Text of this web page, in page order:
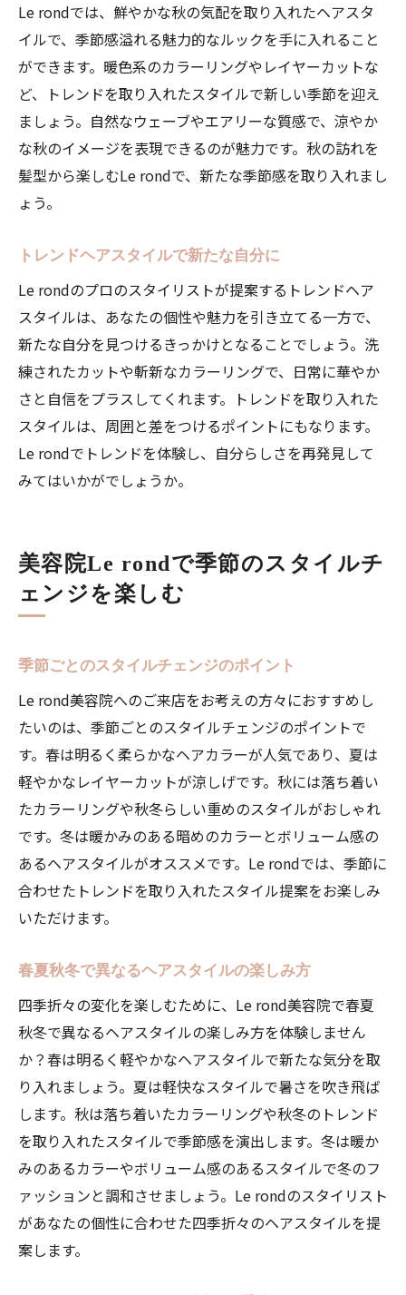
タイル
自分らしいヘアスタイルにこだわる理由
Le rondで自分らしい美を追求する
トレンドを取り入れたヘアスタイルはLe rond美
容院で
最新トレンドを取り入れるポイント
トレンドヘアスタイルを楽しむ方法
季節ごとのトレンドを取り入れるには
プロが教えるトレンドヘアのコツ
Le rondでトレンドを先取り
Le rond美容院であなたに最適なヘアスタイルを
見つける
自分に似合うヘアスタイルの選び方
Le rondのスタイリストによるカウンセリン
グ
Le rondで似合うヘアカラーを見つける
プロが教えるヘアスタイルのオーダー方法
ュ
リフレッシュできるヘアサロンの選び方
Le rondで心身ともにリフレッシュ
スタイリストと過ごす癒しの時間
日常を忘れてリラックスする方法
Le rondで過ごす至福の時間
美容院でリフレッシュする効果
Le rondでは、鮮やかな秋の気配を取り入れたヘアスタ
イルで、季節感溢れる魅力的なルックを手に入れること
ができます。暖色系のカラーリングやレイヤーカットな
ど、トレンドを取り入れたスタイルで新しい季節を迎え
ましょう。自然なウェーブやエアリーな質感で、涼やか
な秋のイメージを表現できるのが魅力です。秋の訪れを
髪型から楽しむLe rondで、新たな季節感を取り入れまし
ょう。
トレンドヘアスタイルで新たな自分に
Le rondのプロのスタイリストが提案するトレンドヘア
スタイルは、あなたの個性や魅力を引き立てる一方で、
新たな自分を見つけるきっかけとなることでしょう。洗
練されたカットや斬新なカラーリングで、日常に華やか
さと自信をプラスしてくれます。トレンドを取り入れた
スタイルは、周囲と差をつけるポイントにもなります。
Le rondでトレンドを体験し、自分らしさを再発見して
みてはいかがでしょうか。
美容院Le rondで季節のスタイルチ
ェンジを楽しむ
季節ごとのスタイルチェンジのポイント
Le rond美容院へのご来店をお考えの方々におすすめし
たいのは、季節ごとのスタイルチェンジのポイントで
す。春は明るく柔らかなヘアカラーが人気であり、夏は
軽やかなレイヤーカットが涼しげです。秋には落ち着い
たカラーリングや秋冬らしい重めのスタイルがおしゃれ
です。冬は暖かみのある暗めのカラーとボリューム感の
あるヘアスタイルがオススメです。Le rondでは、季節に
合わせたトレンドを取り入れたスタイル提案をお楽しみ
いただけます。
春夏秋冬で異なるヘアスタイルの楽しみ方
四季折々の変化を楽しむために、Le rond美容院で春夏
秋冬で異なるヘアスタイルの楽しみ方を体験しません
か？春は明るく軽やかなヘアスタイルで新たな気分を取
り入れましょう。夏は軽快なスタイルで暑さを吹き飛ば
します。秋は落ち着いたカラーリングや秋冬のトレンド
を取り入れたスタイルで季節感を演出します。冬は暖か
みのあるカラーやボリューム感のあるスタイルで冬のフ
ァッションと調和させましょう。Le rondのスタイリスト
があなたの個性に合わせた四季折々のヘアスタイルを提
案します。